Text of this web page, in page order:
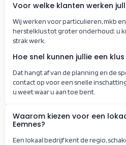
Voor welke klanten werken
Wij werken voor particulieren, mkb en
herstelklus tot groter onderhoud: u
strak werk.
Hoe snel kunnen jullie een
Dat hangt af van de planning en de
contact op voor een snelle
u weet waar u aan toe bent.
Waarom kiezen voor een
Eemnes?
Een lokaal bedrijf kent de regio,